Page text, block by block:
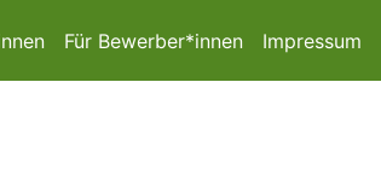
Für Bewerber*innen Impressum